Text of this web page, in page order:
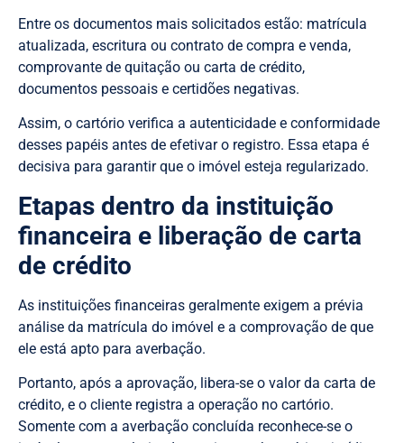
Entre os documentos mais solicitados estão: matrícula
atualizada, escritura ou contrato de compra e venda,
comprovante de quitação ou carta de crédito,
documentos pessoais e certidões negativas.
Assim, o cartório verifica a autenticidade e conformidade
desses papéis antes de efetivar o registro. Essa etapa é
decisiva para garantir que o imóvel esteja regularizado.
Etapas dentro da instituição
financeira e liberação de carta
de crédito
As instituições financeiras geralmente exigem a prévia
análise da matrícula do imóvel e a comprovação de que
ele está apto para averbação.
Portanto, após a aprovação, libera-se o valor da carta de
crédito, e o cliente registra a operação no cartório.
Somente com a averbação concluída reconhece-se o